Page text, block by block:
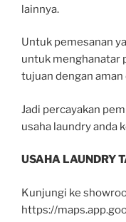
lainnya.
Untuk pemesanan
untuk menghanatar
tujuan dengan
Jadi percayakan
usaha laundry anda
USAHA LAUNDRY
Kunjungi ke
https://